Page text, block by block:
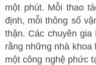
một phút. Mỗi thao
định, mỗi thông số
thận. Các chuyên
rằng những nhà khoa
một công nghệ phức